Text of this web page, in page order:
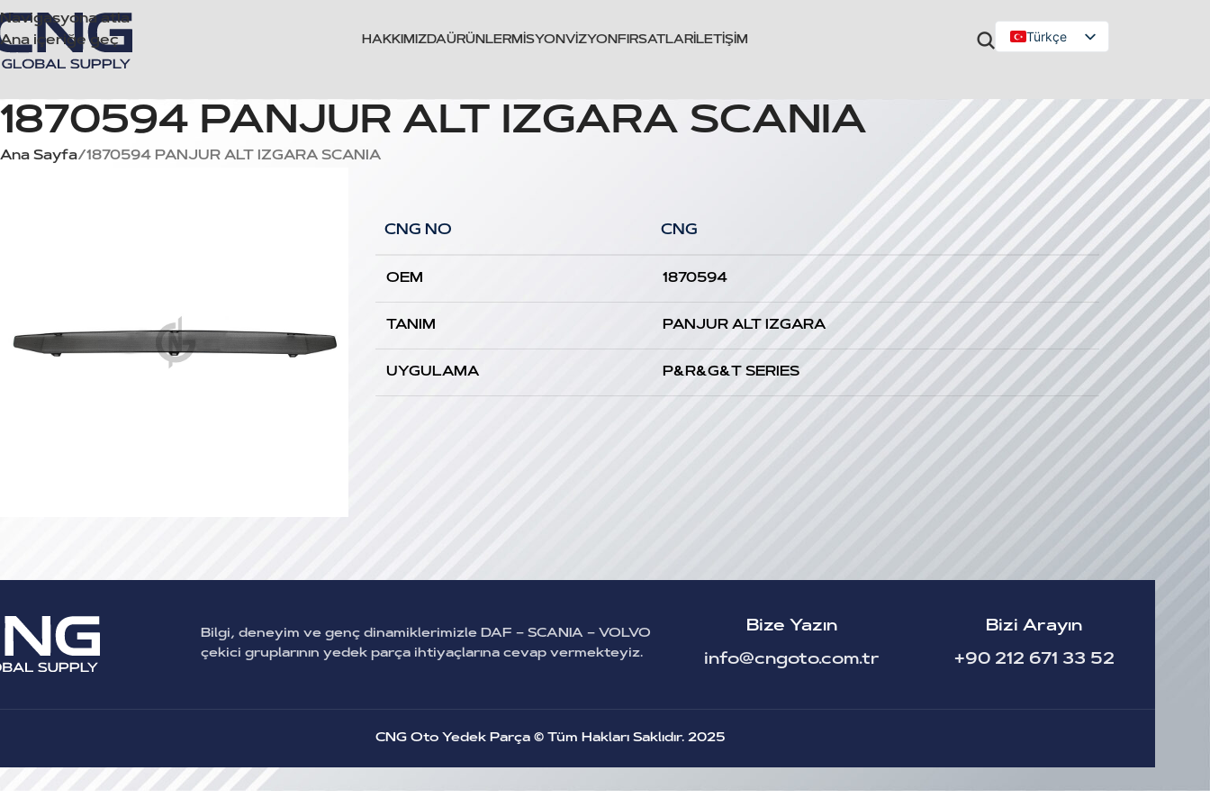
Navigasyona atla
Ana içeriğe geç
HAKKIMIZDAÜRÜNLERMISYON VIZYON FIRSATLARİLETIŞIM
Türkçe
1870594 PANJUR ALT IZGARA SCANIA
Ana Sayfa 1870594 PANJUR ALT IZGARA SCANIA
CNG NO CNG
OEM 1870594
TANIM PANJUR ALT IZGARA
UYGULAMA P&R&G&T SERIES
Bilgi, deneyim ve genç dinamiklerimizle DAF – SCANIA – VOLVO
çekici gruplarının yedek parça ihtiyaçlarına cevap vermekteyiz.
Bize Yazın
info@cngoto.com.tr
Bizi Arayın
+90 212 671 33 52
CNG Oto Yedek Parça © Tüm Hakları Saklıdır. 2025